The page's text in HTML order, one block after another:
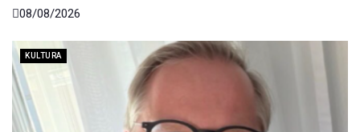
08/08/2026
KULTURA